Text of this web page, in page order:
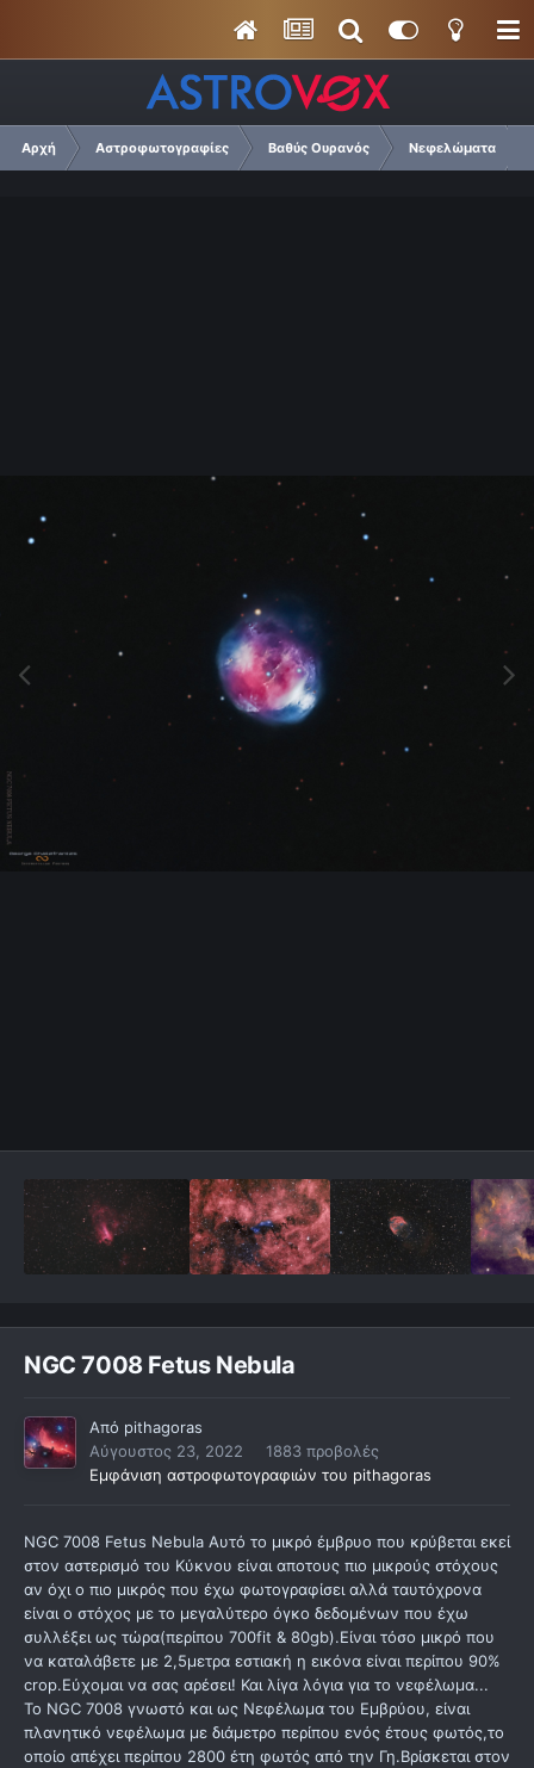
Αρχή Αστροφωτογραφίες Βαθύς Ουρανός Νεφελώματα
NGC 7008 Fetus Nebula
Από pithagoras
Αύγουστος 23, 2022
1883 προβολές
Εμφάνιση αστροφωτογραφιών του pithagoras
NGC 7008 Fetus Nebula Αυτό το μικρό έμβρυο που κρύβεται εκεί
στον αστερισμό του Κύκνου είναι απoτους πιο μικρούς στόχους
αν όχι ο πιο μικρός που έχω φωτογραφίσει αλλά ταυτόχρονα
είναι ο στόχος με το μεγαλύτερο όγκο δεδομένων που έχω
συλλέξει ως τώρα(περίπου 700fit & 80gb).Είναι τόσο μικρό που
να καταλάβετε με 2,5μετρα εστιακή η εικόνα είναι περίπου 90%
crop.Εύχομαι να σας αρέσει! Και λίγα λόγια για το νεφέλωμα...
Το NGC 7008 γνωστό και ως Νεφέλωμα του Εμβρύου, είναι
πλανητικό νεφέλωμα με διάμετρο περίπου ενός έτους φωτός,το
οποίο απέχει περίπου 2800 έτη φωτός από την Γη.Βρίσκεται στον